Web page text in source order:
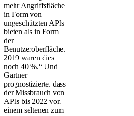
mehr Angriffsfläche
in Form von
ungeschützten APIs
bieten als in Form
der
Benutzeroberfläche.
2019 waren dies
noch 40 %.“ Und
Gartner
prognostizierte, dass
der Missbrauch von
APIs bis 2022 von
einem seltenen zum